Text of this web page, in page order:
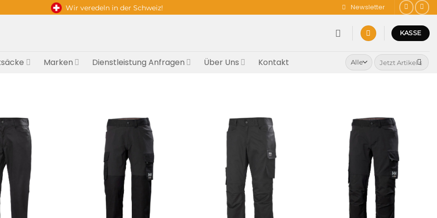
Wir veredeln in der Schweiz! Newsletter
KASSE
Marken Dienstleistung Anfragen Über Uns Kontakt
Suchen
nach: